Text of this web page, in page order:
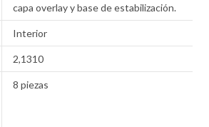
capa overlay y base de estabilización.
Interior
2,1310
8 piezas